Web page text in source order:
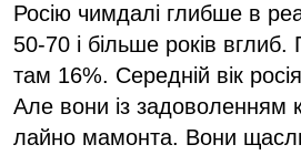
Росію чимдалі глибше в
50-70 і більше років
там 16%. Середній вік
Але вони із задоволенням
лайно мамонта. Вони